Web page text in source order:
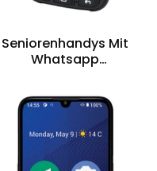
Seniorenhandys Mit
Whatsapp